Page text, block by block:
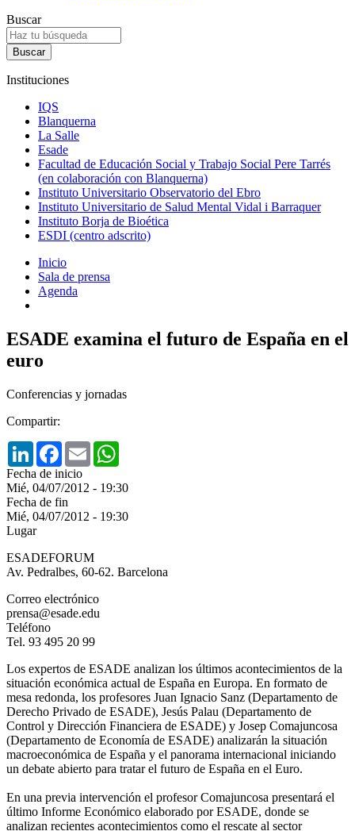
Buscar
Instituciones
IQS
Blanquerna
La Salle
Esade
Facultad de Educación Social y Trabajo Social Pere Tarrés
(en colaboración con Blanquerna)
Instituto Universitario Observatorio del Ebro
Instituto Universitario de Salud Mental Vidal i Barraquer
Instituto Borja de Bioética
ESDI (centro adscrito)
Inicio
Sala de prensa
Agenda
ESADE examina el futuro de España en el
euro
Conferencias y jornadas
Compartir:
LinkedInFacebook
Email
Fecha de inicio
Mié, 04/07/2012 - 19:30
Fecha de fin
Mié, 04/07/2012 - 19:30
Lugar
ESADEFORUM
Av. Pedralbes, 60-62. Barcelona
Correo electrónico
prensa@esade.edu
Teléfono
Tel. 93 495 20 99
Los expertos de ESADE analizan los últimos acontecimientos de la
situación económica actual de España en Europa. En formato de
mesa redonda, los profesores Juan Ignacio Sanz (Departamento de
Derecho Privado de ESADE), Jesús Palau (Departamento de
Control y Dirección Financiera de ESADE) y Josep Comajuncosa
(Departamento de Economía de ESADE) analizarán la situación
macroeconómica de España y el panorama internacional iniciando
un debate abierto para tratar el futuro de España en el Euro.
En una previa intervención el profesor Comajuncosa presentará el
último Informe Económico elaborado por ESADE, donde se
analizan recientes acontecimientos como el rescate al sector